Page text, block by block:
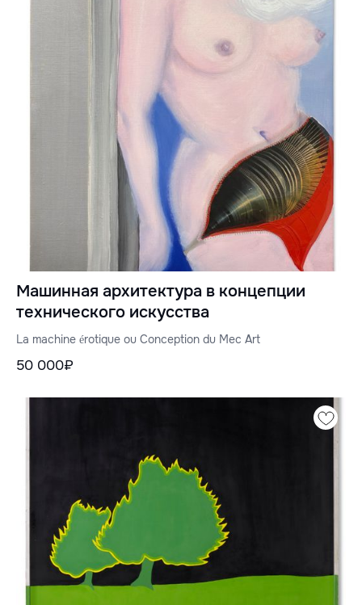
Машинная архитектура в концепции
технического искусства
La machine érotique ou Conception du Mec Art
50 000₽